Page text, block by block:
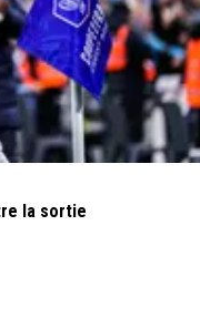
la sortie